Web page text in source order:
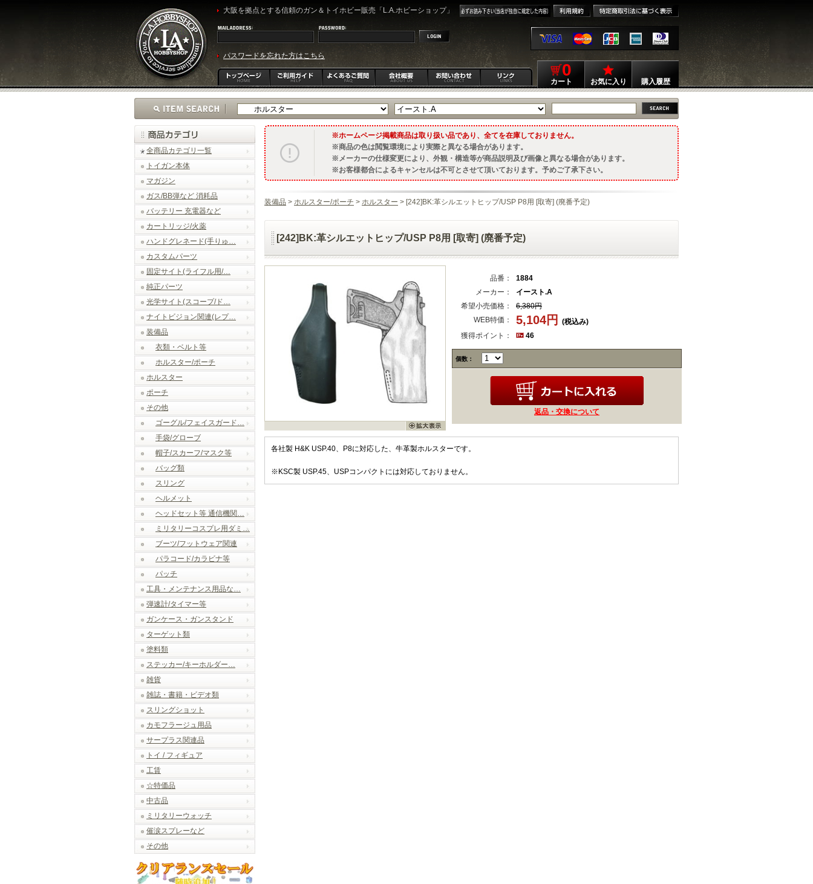
大阪を拠点とする信頼のガン＆トイホビー販売「L.A.ホビーショップ」
パスワードを忘れた方はこちら
0
カート お気に入り 購入履歴
全商品カテゴリ一覧
トイガン本体
マガジン
ガス/BB弾など 消耗品
バッテリー 充電器など
カートリッジ/火薬
ハンドグレネード(手りゅ…
カスタムパーツ
固定サイト(ライフル用/…
純正パーツ
光学サイト(スコープ/ド…
ナイトビジョン関連(レプ…
装備品
衣類・ベルト等
ホルスター/ポーチ
ホルスター
ポーチ
その他
ゴーグル/フェイスガード…
手袋/グローブ
帽子/スカーフ/マスク等
バッグ類
スリング
ヘルメット
ヘッドセット等 通信機関…
ミリタリーコスプレ用ダミ…
ブーツ/フットウェア関連
パラコード/カラビナ等
パッチ
工具・メンテナンス用品な…
弾速計/タイマー等
ガンケース・ガンスタンド
ターゲット類
塗料類
ステッカー/キーホルダー…
雑貨
雑誌・書籍・ビデオ類
スリングショット
カモフラージュ用品
サープラス関連品
トイ / フィギュア
工賃
☆特価品
中古品
ミリタリーウォッチ
催涙スプレーなど
その他
ホームページ掲載商品は取り扱い品であり、全てを在庫しておりません。
商品の色は閲覧環境により実際と異なる場合があります。
メーカーの仕様変更により、外観・構造等が商品説明及び画像と異なる場合があります。
お客様都合によるキャンセルは不可とさせて頂いております。予めご了承下さい。
装備品 > ホルスター/ポーチ > ホルスター > [242]BK:革シルエットヒップ/USP P8用 [取寄] (廃番予定)
[242]BK:革シルエットヒップ/USP P8用 [取寄] (廃番予定)
品番：
1884
メーカー：
イースト.A
希望小売価格：
6,380円
WEB特価：
5,104円
(税込み)
獲得ポイント：
46
個数：
返品・交換について
各社製 H&K USP.40、P8に対応した、牛革製ホルスターです。
※KSC製 USP.45、USPコンパクトには対応しておりません。